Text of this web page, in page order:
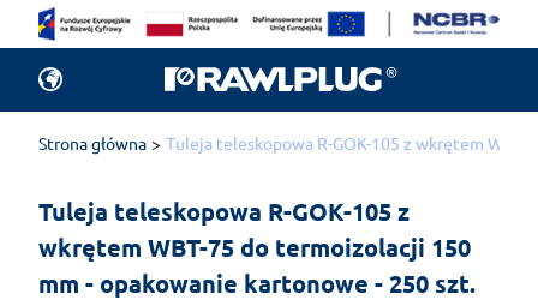
Strona główna Tuleja teleskopowa R-GOK-105 z wkrętem
Tuleja teleskopowa R-GOK-105 z
wkrętem WBT-75 do termoizolacji 150
mm - opakowanie kartonowe - 250 szt.